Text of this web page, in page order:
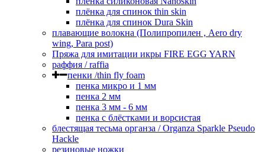
плёнка для спинок thin skin
плёнка для спинок Dura Skin
плавающие волокна (Полипропилен , Aero dry
wing, Para post)
Пряжа для имитации икры FIRE EGG YARN
раффия / raffia
пенки /thin fly foam
пенка микро и 1 мм
пенка 2 мм
пенка 3 мм - 6 мм
пенка с блёстками и ворсистая
блестящая тесьма органза / Organza Sparkle Pseudo
Hackle
резиновые ножки